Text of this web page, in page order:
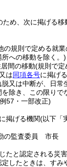
め、次に掲げる
規則で定める就
への移動を除く。)
間の移動(規則で定
は同項各号に掲げ
脱又は中断が、日
除き、この限りで
57・一部改正)
に掲げる機関(以下「
の監査委員 市長
たと認定される災
したときは、すみ